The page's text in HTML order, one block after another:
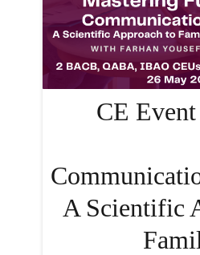
CE
A Scientific